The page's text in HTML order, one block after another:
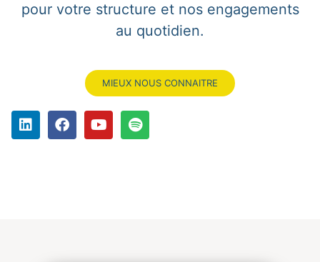
pour votre structure et nos engagements
au quotidien.
MIEUX NOUS CONNAITRE